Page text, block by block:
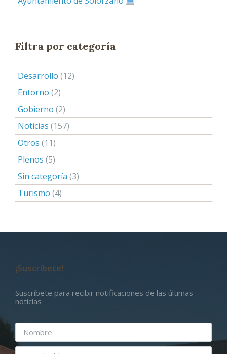
Filtra por categoría
Desarrollo (12)
Entorno (2)
Gobierno (2)
Noticias (157)
Otros (11)
Plenos (5)
Sin categoría (3)
Turismo (4)
¡Suscríbete!
Suscríbete para recibir notificaciones de las últimas
noticias